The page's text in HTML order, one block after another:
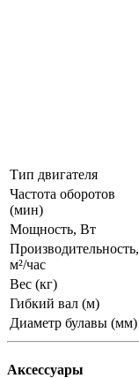
Тип двигателя
Частота оборотов
(мин)
Мощность, Вт
Производительность,
м²/час
Вес (кг)
Гибкий вал (м)
Диаметр булавы (мм)
Аксессуары